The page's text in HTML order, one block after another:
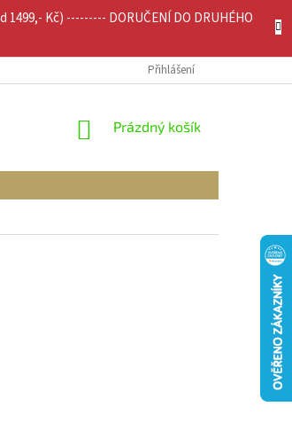
1499,- Kč) --------- DORUČENÍ DO DRUHÉHO
Přihlášení
NÁKUPNÍ
Prázdný košík